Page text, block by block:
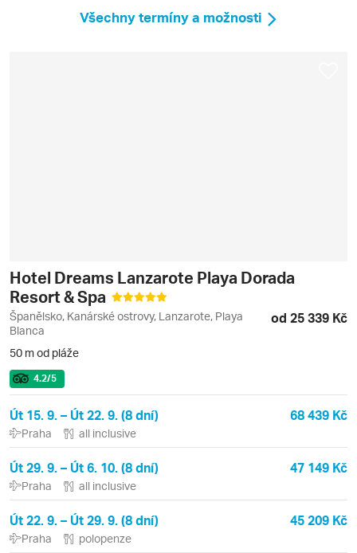
Všechny termíny a možnosti
Hotel Dreams Lanzarote Playa Dorada
Resort & Spa
Španělsko, Kanárské ostrovy, Lanzarote, Playa
Blanca
od 25 339 Kč
50 m od pláže
4.2/5
Út 15. 9. – Út 22. 9. (8 dní) 68 439 Kč
Praha all inclusive
Út 29. 9. – Út 6. 10. (8 dní) 47 149 Kč
Praha all inclusive
Út 22. 9. – Út 29. 9. (8 dní) 45 209 Kč
Praha polopenze